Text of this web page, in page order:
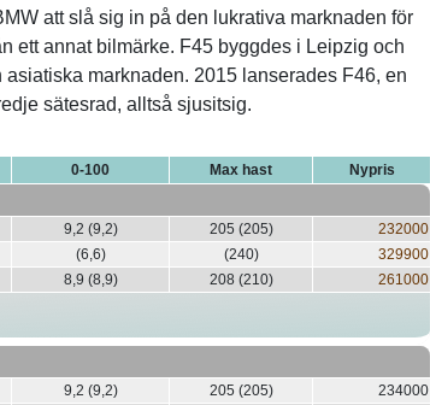
att slå sig in på den lukrativa marknaden för
ett annat bilmärke. F45 byggdes i Leipzig och
marknaden. 2015 lanserades F46, en
sätesrad, alltså sjusitsig.
0-100 Max hast Nypris
9,2 (9,2) 205 (205)
232000
(6,6) (240)
329900
8,9 (8,9) 208 (210)
261000
9,2 (9,2) 205 (205)
234000